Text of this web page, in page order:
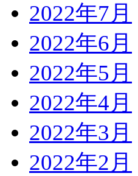
2022年7月
2022年6月
2022年5月
2022年4月
2022年3月
2022年2月